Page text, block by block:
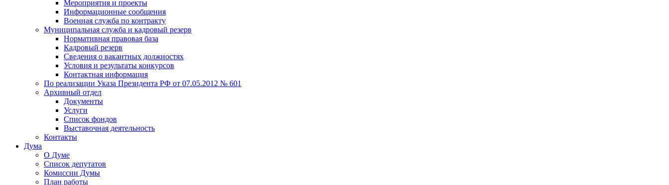
Мероприятия и проекты
Информационные сообщения
Военная служба по контракту
Муниципальная служба и кадровый резерв
Нормативная правовая база
Кадровый резерв
Сведения о вакантных должностях
Условия и результаты конкурсов
Контактная информация
По реализации Указа Президента РФ от 07.05.2012 № 601
Архивный отдел
Документы
Услуги
Список фондов
Выставочная деятельность
Контакты
Дума
О Думе
Список депутатов
Комиссии Думы
План работы